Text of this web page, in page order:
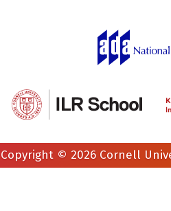
Copyright © 2026 Cornell